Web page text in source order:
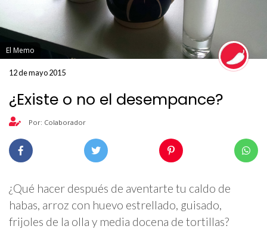
El Memo
12 de mayo 2015
¿Existe o no el desempance?
Por: Colaborador
¿Qué hacer después de aventarte tu caldo de
habas, arroz con huevo estrellado, guisado,
frijoles de la olla y media docena de tortillas?